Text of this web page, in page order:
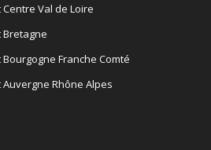
Val de Loire
Franche Comté
Rhône Alpes